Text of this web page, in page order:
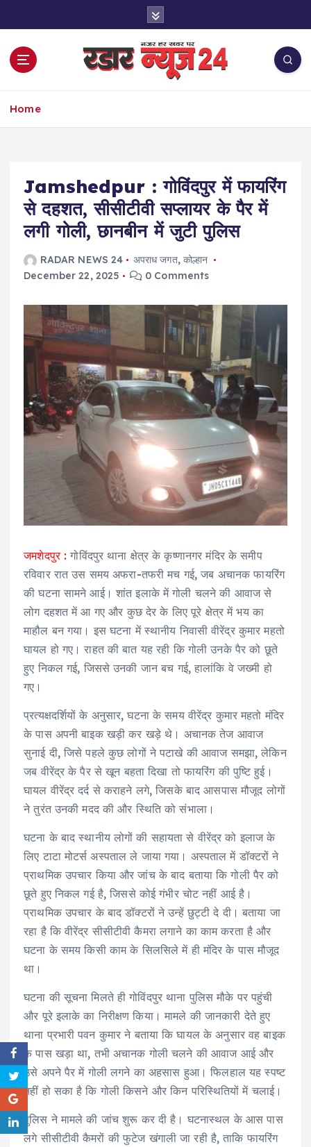
Home
Jamshedpur : गोविंदपुर में फायरिंग
से दहशत, सीसीटीवी सप्लायर के पैर में
लगी गोली, छानबीन में जुटी पुलिस
RADAR NEWS 24 अपराध जगत, कोल्हान
December 22, 2025
0 Comments
जमशेदपुर : गोविंदपुर थाना क्षेत्र के कृष्णानगर मंदिर के समीप
रविवार रात उस समय अफरा-तफरी मच गई, जब अचानक फायरिंग
की घटना सामने आई। शांत इलाके में गोली चलने की आवाज से
लोग दहशत में आ गए और कुछ देर के लिए पूरे क्षेत्र में भय का
माहौल बन गया। इस घटना में स्थानीय निवासी वीरेंद्र कुमार महतो
घायल हो गए। राहत की बात यह रही कि गोली उनके पैर को छूते
हुए निकल गई, जिससे उनकी जान बच गई, हालांकि वे जख्मी हो
गए।
प्रत्यक्षदर्शियों के अनुसार, घटना के समय वीरेंद्र कुमार महतो मंदिर
के पास अपनी बाइक खड़ी कर खड़े थे। अचानक तेज आवाज
सुनाई दी, जिसे पहले कुछ लोगों ने पटाखे की आवाज समझा, लेकिन
जब वीरेंद्र के पैर से खून बहता दिखा तो फायरिंग की पुष्टि हुई।
घायल वीरेंद्र दर्द से कराहने लगे, जिसके बाद आसपास मौजूद लोगों
ने तुरंत उनकी मदद की और स्थिति को संभाला।
घटना के बाद स्थानीय लोगों की सहायता से वीरेंद्र को इलाज के
लिए टाटा मोटर्स अस्पताल ले जाया गया। अस्पताल में डॉक्टरों ने
प्राथमिक उपचार किया और जांच के बाद बताया कि गोली पैर को
छूते हुए निकल गई है, जिससे कोई गंभीर चोट नहीं आई है।
प्राथमिक उपचार के बाद डॉक्टरों ने उन्हें छुट्टी दे दी। बताया जा
रहा है कि वीरेंद्र सीसीटीवी कैमरा लगाने का काम करता है और
घटना के समय किसी काम के सिलसिले में ही मंदिर के पास मौजूद
था।
घटना की सूचना मिलते ही गोविंदपुर थाना पुलिस मौके पर पहुंची
और पूरे इलाके का निरीक्षण किया। मामले की जानकारी देते हुए
थाना प्रभारी पवन कुमार ने बताया कि घायल के अनुसार वह बाइक
के पास खड़ा था, तभी अचानक गोली चलने की आवाज आई और
उसे अपने पैर में गोली लगने का अहसास हुआ। फिलहाल यह स्पष्ट
नहीं हो सका है कि गोली किसने और किन परिस्थितियों में चलाई।
पुलिस ने मामले की जांच शुरू कर दी है। घटनास्थल के आस पास
लगे सीसीटीवी कैमरों की फुटेज खंगाली जा रही है, ताकि फायरिंग